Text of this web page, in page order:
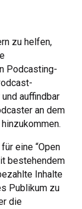
zu helfen,
Podcasting-
auffindbar
an dem
eine “Open
bestehendem
Inhalte
Publikum zu
die